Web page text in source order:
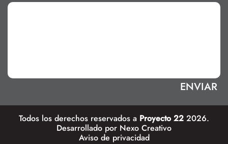
Todos los derechos reservados a Proyecto 22 2026.
Desarrollado por Nexo Creativo
Aviso de privacidad